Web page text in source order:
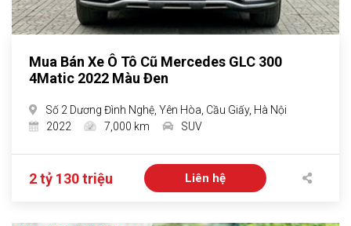
Mua Bán Xe Ô Tô Cũ Mercedes GLC 300
4Matic 2022 Màu Đen
Số 2 Dương Đình Nghệ, Yên Hòa, Cầu Giấy, Hà Nội
2022
7,000 km SUV
2 tỷ 130 triệu Liên hệ